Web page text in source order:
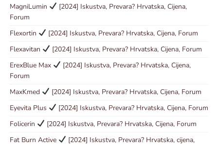
MagniLumin
[2024] Iskustva, Prevara? Hrvatska, Cijena,
Forum
Flexortin
[2024] Iskustva, Prevara? Hrvatska, Cijena, Forum
Flexavitan
[2024] Iskustva, Prevara? Hrvatska, Cijena, Forum
ErexBlue Max
[2024] Iskustva, Prevara? Hrvatska, Cijena,
Forum
MaxKmed
[2024] Iskustva, Prevara? Hrvatska, Cijena, Forum
Eyevita Plus
[2024] Iskustva, Prevara? Hrvatska, Cijena, Forum
Folicerin
[2024] Iskustva, Prevara? Hrvatska, Cijena, Forum
Fat Burn Active
[2024] Iskustva, Prevara? Hrvatska, cijena,